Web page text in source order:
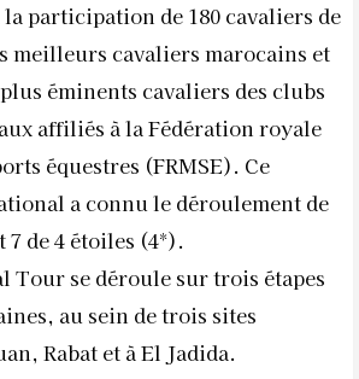
participation de 180 cavaliers de
meilleurs cavaliers marocains et
éminents cavaliers des clubs
affiliés à la Fédération royale
équestres (FRMSE). Ce
a connu le déroulement de
7 de 4 étoiles (4*).
Tour se déroule sur trois étapes
au sein de trois sites
Rabat et à El Jadida.